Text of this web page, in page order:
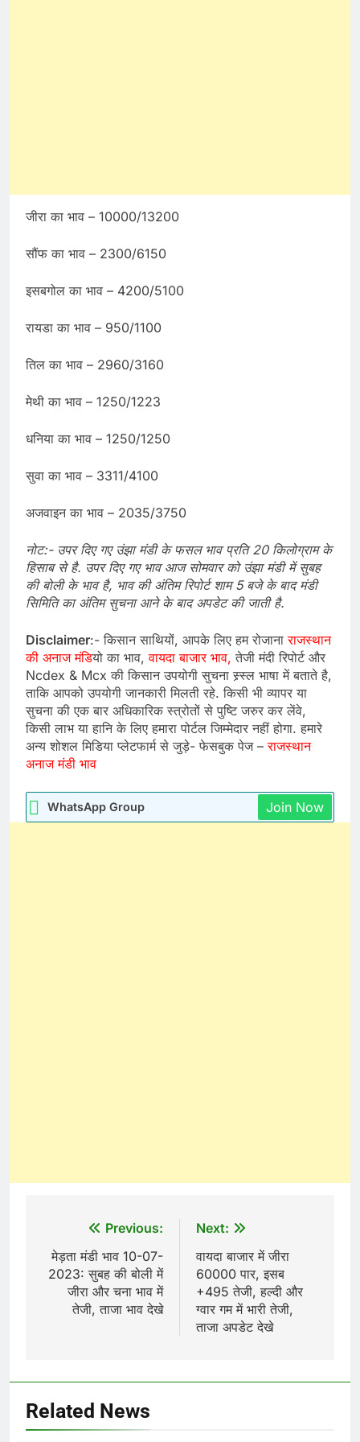
जीरा का भाव – 10000/13200
सौंफ का भाव – 2300/6150
इसबगोल का भाव – 4200/5100
रायडा का भाव – 950/1100
तिल का भाव – 2960/3160
मेथी का भाव – 1250/1223
धनिया का भाव – 1250/1250
सुवा का भाव – 3311/4100
अजवाइन का भाव – 2035/3750
नोट:- उपर दिए गए उंझा मंडी के फसल भाव प्रति 20 किलोग्राम के
हिसाब से है. उपर दिए गए भाव आज सोमवार को उंझा मंडी में सुबह
की बोली के भाव है, भाव की अंतिम रिपोर्ट शाम 5 बजे के बाद मंडी
सिमिति का अंतिम सुचना आने के बाद अपडेट की जाती है.
Disclaimer:- किसान साथियों, आपके लिए हम रोजानाराजस्थान
की अनाज मंडियो का भाव, वायदा बाजार भाव, तेजी मंदी रिपोर्ट और
Ncdex & Mcx की किसान उपयोगी सुचना स्र्स्ल भाषा में बताते है,
ताकि आपको उपयोगी जानकारी मिलती रहे. किसी भी व्यापर या
सुचना की एक बार अधिकारिक स्त्रोतों से पुष्टि जरुर कर लेंवे,
किसी लाभ या हानि के लिए हमारा पोर्टल जिम्मेदार नहीं होगा. हमारे
अन्य शोशल मिडिया प्लेटफार्म से जुड़े- फेसबुक पेज –राजस्थान
अनाज मंडी भाव
WhatsApp Group Join Now
navigation
Previous:
मेड़ता मंडी भाव 10-07-
2023: सुबह की बोली में
जीरा और चना भाव में
तेजी, ताजा भाव देखे
Next:
वायदा बाजार में जीरा
60000 पार, इसब
+495 तेजी, हल्दी और
ग्वार गम में भारी तेजी,
ताजा अपडेट देखे
Related News